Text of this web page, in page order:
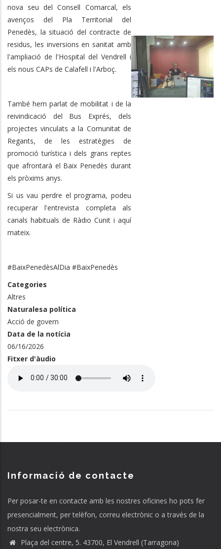
nova seu del Consell Comarcal, els
avenços del Pla Territorial del
Penedès, la situació del contracte de
residus, les inversions en sanitat amb
l'ampliació de l'Hospital del Vendrell i
els nous CAPs de Calafell i l'Arboç.
També hem parlat de mobilitat i de la
reivindicació del Bus Exprés, dels
projectes vinculats a la Comunitat de
Regants, de les estratègies de
promoció turística i dels grans reptes
que afrontarà el Baix Penedès durant
els pròxims anys.
Si us vau perdre el programa, podeu
recuperar l'entrevista completa als
canals habituals de Ràdio Cunit i aquí
mateix.
#BaixPenedèsAlDia #BaixPenedès
Categories
Altres
Naturalesa política
Acció de govern
Data de la notícia
06/16/2026
Fitxer d'àudio
file
Informació de contacte
Per posar-te en contacte amb les nostres oficines ho pots fer
presencialment, per telèfon, correu electrònic o a través de la
nostra seu electrònica.
Plaça del centre, 5. 43700, El Vendrell (Tarragona)